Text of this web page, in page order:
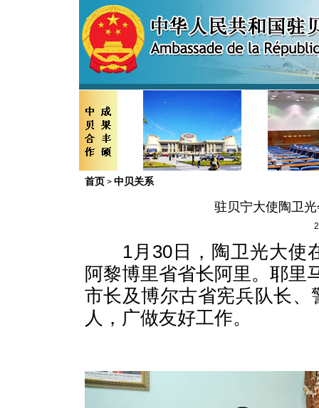
首页 > 中贝关系
驻贝宁大使陶卫
1月 30日，陶卫光大使
阿黎博里省省长阿里。耶里
市长及博尔古省宪兵队长
人，广做友好工作。